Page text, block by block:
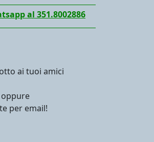
al 351.8002886
ai tuoi amici
per email!